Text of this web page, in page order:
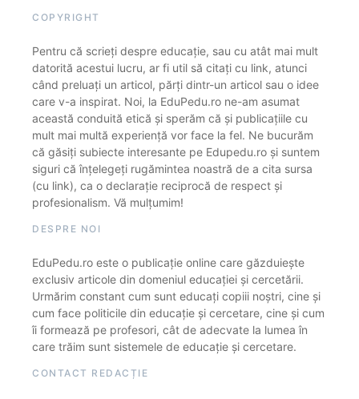
COPYRIGHT
Pentru că scrieți despre educație, sau cu atât mai mult
datorită acestui lucru, ar fi util să citați cu link, atunci
când preluați un articol, părți dintr-un articol sau o idee
care v-a inspirat. Noi, la EduPedu.ro ne-am asumat
această conduită etică și sperăm că și publicațiile cu
mult mai multă experiență vor face la fel. Ne bucurăm
că găsiți subiecte interesante pe Edupedu.ro și suntem
siguri că înțelegeți rugămintea noastră de a cita sursa
(cu link), ca o declarație reciprocă de respect și
profesionalism. Vă mulțumim!
DESPRE NOI
EduPedu.ro este o publicație online care găzduiește
exclusiv articole din domeniul educației și cercetării.
Urmărim constant cum sunt educați copiii noștri, cine și
cum face politicile din educație și cercetare, cine și cum
îi formează pe profesori, cât de adecvate la lumea în
care trăim sunt sistemele de educație și cercetare.
CONTACT REDACȚIE